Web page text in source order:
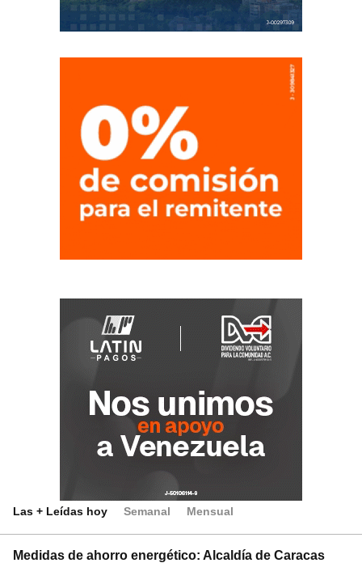
Las + Leídas hoy Semanal Mensual
Medidas de ahorro energético: Alcaldía de Caracas